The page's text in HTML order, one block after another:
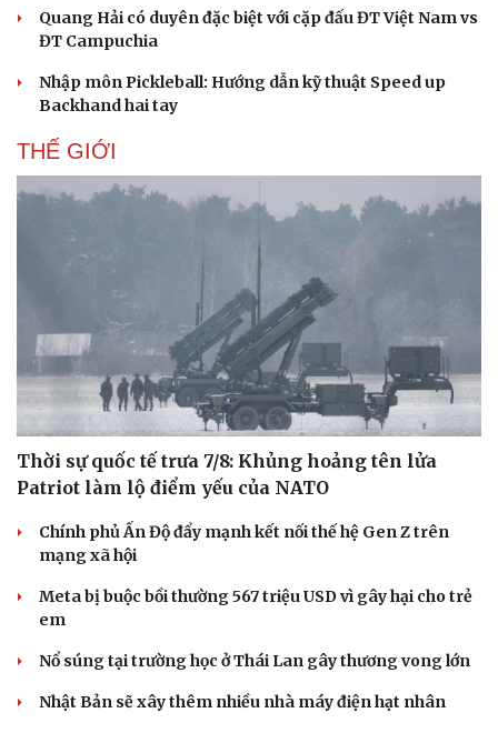
Quang Hải có duyên đặc biệt với cặp đấu ĐT Việt Nam vs
ĐT Campuchia
Nhập môn Pickleball: Hướng dẫn kỹ thuật Speed up
Backhand hai tay
THẾ GIỚI
Thời sự quốc tế trưa 7/8: Khủng hoảng tên lửa
Patriot làm lộ điểm yếu của NATO
Chính phủ Ấn Độ đẩy mạnh kết nối thế hệ Gen Z trên
mạng xã hội
Meta bị buộc bồi thường 567 triệu USD vì gây hại cho trẻ
em
Nổ súng tại trường học ở Thái Lan gây thương vong lớn
Nhật Bản sẽ xây thêm nhiều nhà máy điện hạt nhân